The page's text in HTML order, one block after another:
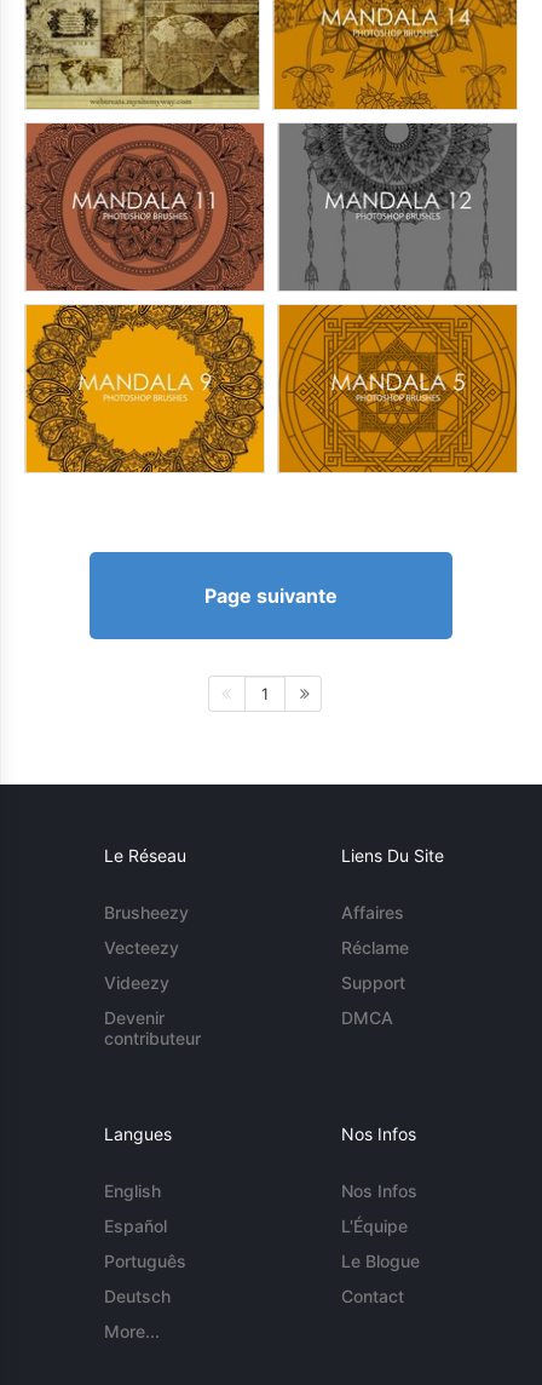
Page suivante
1
Le Réseau
Brusheezy
Vecteezy
Videezy
Devenir
contributeur
Liens Du Site
Affaires
Réclame
Support
DMCA
Langues
English
Español
Português
Deutsch
More...
Nos Infos
Nos Infos
L'Équipe
Le Blogue
Contact